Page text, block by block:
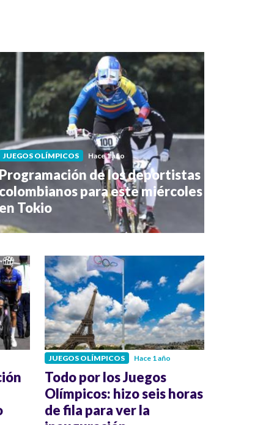
JUEGOS OLÍMPICOS Hace 1 año
Programación de los deportistas
colombianos para este miércoles
en Tokio
JUEGOS OLÍMPICOS Hace 1 año
Todo por los Juegos
Olímpicos: hizo seis horas
de fila para ver la